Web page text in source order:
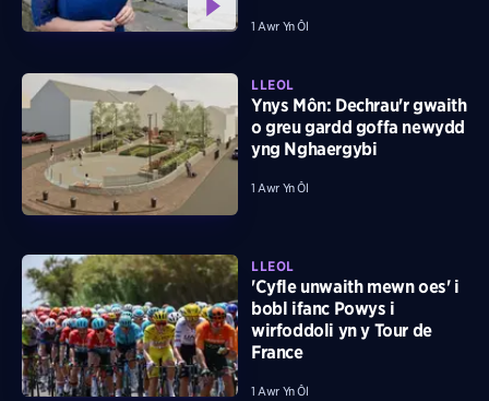
1 Awr Yn Ôl
LLEOL
Ynys Môn: Dechrau'r gwaith
o greu gardd goffa newydd
yng Nghaergybi
1 Awr Yn Ôl
LLEOL
'Cyfle unwaith mewn oes' i
bobl ifanc Powys i
wirfoddoli yn y Tour de
France
1 Awr Yn Ôl